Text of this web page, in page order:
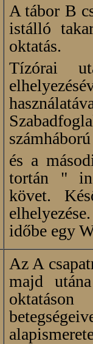
A tábor B
istálló
oktatás.
Tízórai
és a
tortán "
követ.
időbe egy
Az A
majd